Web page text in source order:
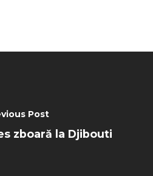
Post
zboară la Djibouti
Paris 2019